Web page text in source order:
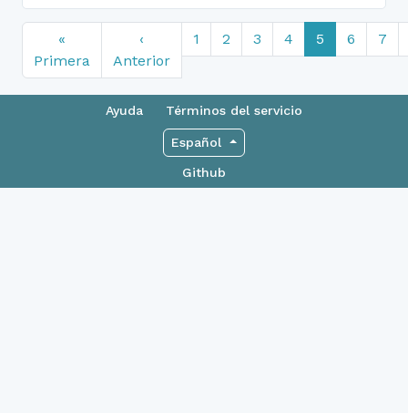
«
Primera
‹
Anterior
1 2 3 4 5 6 7
Ayuda Términos del servicio
Español
Github